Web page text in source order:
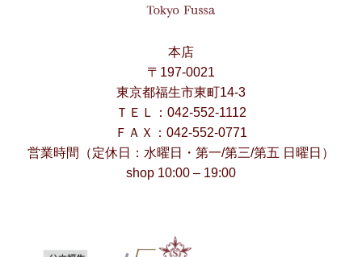
本店
〒197-0021
東京都福生市東町14-3
ＴＥＬ：042-552-1112
ＦＡＸ：042-552-0771
営業時間（定休日：水曜日・第一/第三/第五 日曜日）
shop 10:00 – 19:00